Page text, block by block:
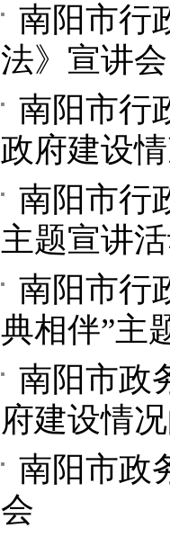
南阳市行
法》宣讲会
南阳市行
政府建设
南阳市行
主题宣讲
南阳市行
典相伴”主
南阳市政
府建设情
南阳市政
会